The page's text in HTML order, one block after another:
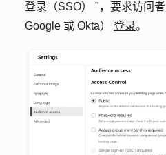
登录（SSO） "，要求访问者
Google 或 Okta） 登录。